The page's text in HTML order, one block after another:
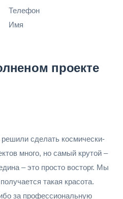
Телефон
Имя
проекте
сделать космически-
много, но самый крутой –
– это просто восторг. Мы
такая красота.
за профессиональную